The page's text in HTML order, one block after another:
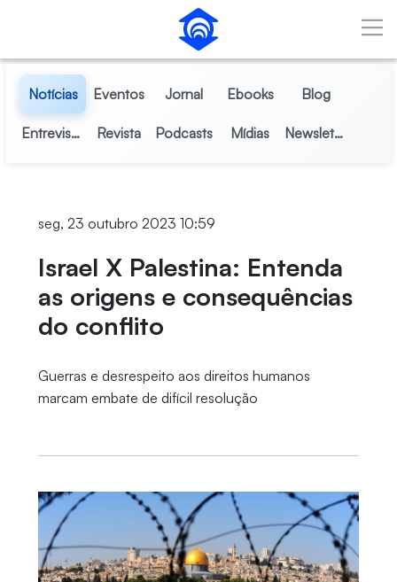
Pular para o Conteúdo principal
Notícias Eventos Jornal Ebooks Blog
Entrevistas Revista Podcasts Mídias Newsletter
seg, 23 outubro 2023 10:59
Israel X Palestina: Entenda
as origens e consequências
do conflito
Guerras e desrespeito aos direitos humanos
marcam embate de difícil resolução